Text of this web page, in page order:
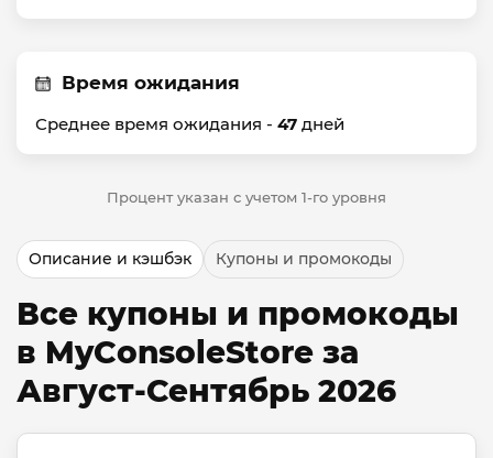
Время ожидания
Среднее время ожидания - 47 дней
Процент указан с учетом 1-го уровня
Описание и кэшбэк Купоны и промокоды
Все купоны и промокоды
в MyConsoleStore за
Август-Сентябрь 2026